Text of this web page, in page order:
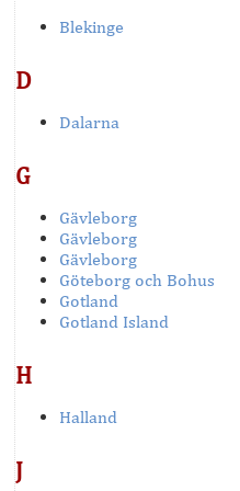
Blekinge
D
Dalarna
G
Gävleborg
Gävleborg
Gävleborg
Göteborg och Bohus
Gotland
Gotland Island
H
Halland
J